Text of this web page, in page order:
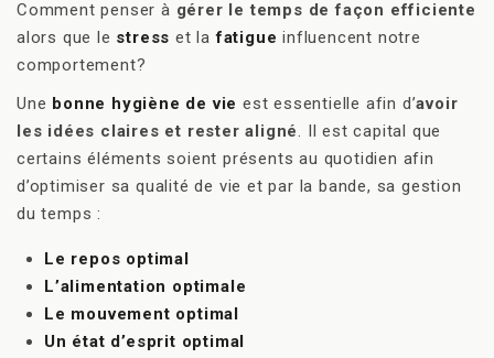
Comment penser à gérer le temps de façon efficiente
alors que le stress et lafatigue influencent notre
comportement?
Une bonne hygiène de vie est essentielle afin d’avoir
les idées claires et rester aligné. Il est capital que
certains éléments soient présents au quotidien afin
d’optimiser sa qualité de vie et par la bande, sa gestion
du temps :
Le repos optimal
L’alimentation optimale
Le mouvement optimal
Un état d’esprit optimal